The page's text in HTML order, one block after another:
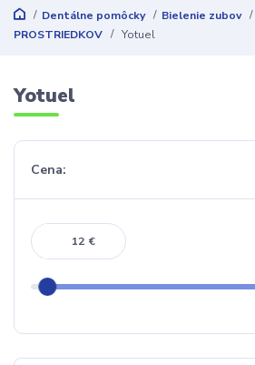
Dentálne pomôcky Bielenie zubov
PROSTRIEDKOV
Yotuel
Yotuel
Cena:
€